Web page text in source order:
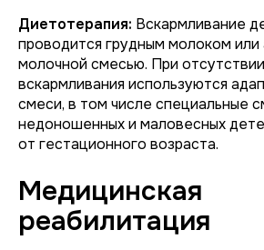
Диетотерапия: Вскармливание
проводится грудным молоком или
молочной смесью. При
вскармливания используются
смеси, в том числе специальные
недоношенных и маловесных
от гестационного возраста.
Медицинская
реабилитация